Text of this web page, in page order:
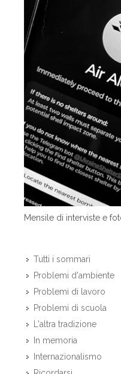
Mensile di interviste e
Tutti i sommari
Problemi d'ambiente
Problemi di lavoro
Problemi di scuola
L'altra tradizione
In memoria
Internazionalismo